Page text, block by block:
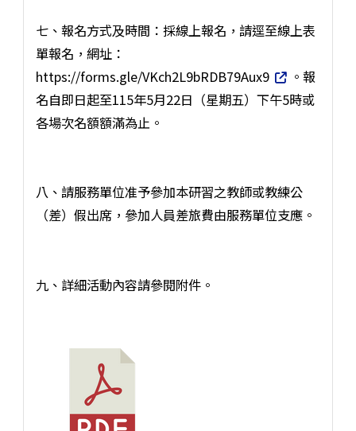
七、報名方式及時間：採線上報名，請逕至線上表
單報名，網址：
https://forms.gle/VKch2L9bRDB79Aux9
。報
名自即日起至115年5月22日（星期五）下午5時或
各場次名額額滿為止。
八、請服務單位准予參加本研習之教師或教練公
（差）假出席，參加人員差旅費由服務單位支應。
九、詳細活動內容請參閱附件。